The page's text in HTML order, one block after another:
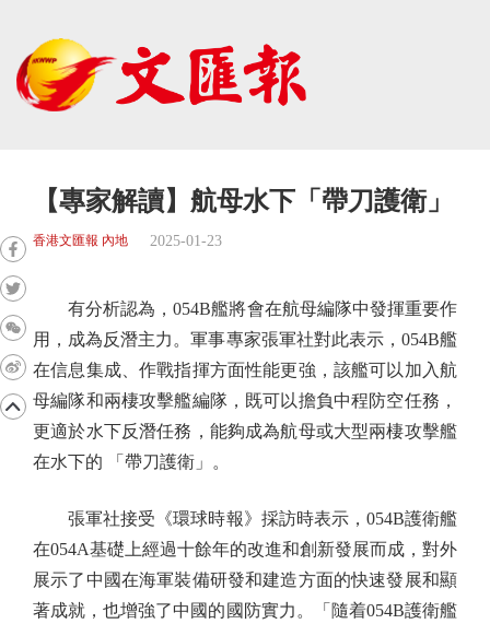
【專家解讀】航母水下「帶刀護衛」
香港文匯報 內地 2025-01-23
有分析認為，054B艦將會在航母編隊中發揮重要作
用，成為反潛主力。軍事專家張軍社對此表示，054B艦
在信息集成、作戰指揮方面性能更強，該艦可以加入航
母編隊和兩棲攻擊艦編隊，既可以擔負中程防空任務，
更適於水下反潛任務，能夠成為航母或大型兩棲攻擊艦
在水下的 「帶刀護衛」。
張軍社接受《環球時報》採訪時表示，054B護衛艦
在054A基礎上經過十餘年的改進和創新發展而成，對外
展示了中國在海軍裝備研發和建造方面的快速發展和顯
著成就，也增強了中國的國防實力。「隨着054B護衛艦